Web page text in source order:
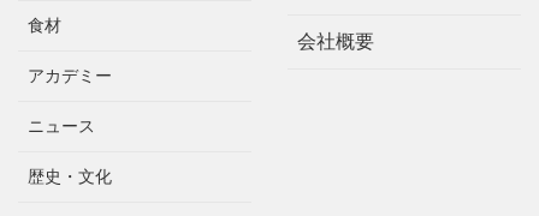
食材
アカデミー
ニュース
歴史・文化
会社概要